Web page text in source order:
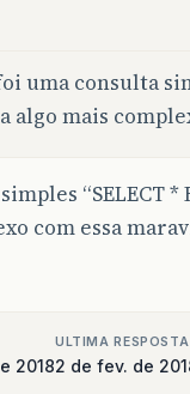
uma consulta
algo mais
“SELECT *
com essa
2018
ULTIMA RESPOSTA
2 de fev. de